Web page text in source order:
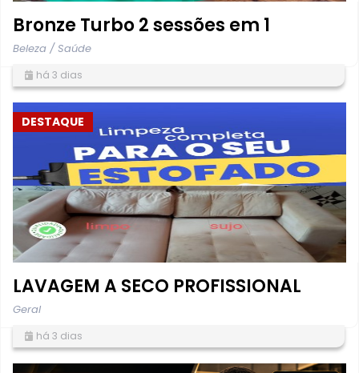
Bronze Turbo 2 sessões em 1
Beleza / Saúde
há 3 dias
DESTAQUE
LAVAGEM A SECO PROFISSIONAL
Geral
há 3 dias